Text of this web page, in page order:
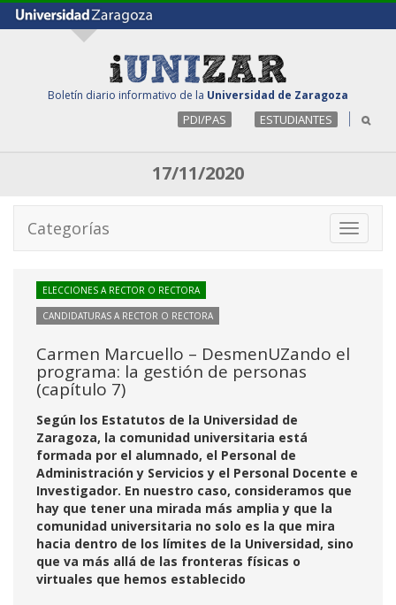
Boletín diario informativo de la Universidad de Zaragoza
PDI/PAS ESTUDIANTES
17/11/2020
Toggle
Categorías
ELECCIONES A RECTOR O RECTORA
CANDIDATURAS A RECTOR O RECTORA
Carmen Marcuello – DesmenUZando el
programa: la gestión de personas
(capítulo 7)
Según los Estatutos de la Universidad de
Zaragoza, la comunidad universitaria está
formada por el alumnado, el Personal de
Administración y Servicios y el Personal Docente e
Investigador. En nuestro caso, consideramos que
hay que tener una mirada más amplia y que la
comunidad universitaria no solo es la que mira
hacia dentro de los límites de la Universidad, sino
que va más allá de las fronteras físicas o
virtuales que hemos establecido